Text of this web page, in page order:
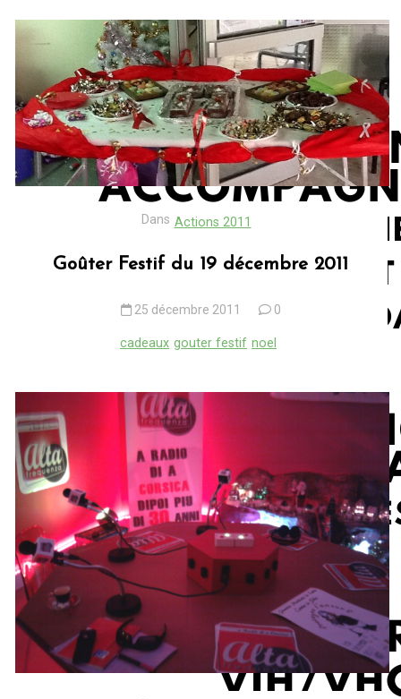
Dans Actions 2011
Goûter Festif du 19 décembre 2011
25 décembre 2011 0
cadeaux gouter festif noel